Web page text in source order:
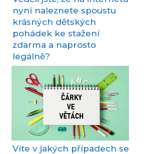
nyní naleznete spoustu
krásných dětských
pohádek ke stažení
zdarma a naprosto
legálně?
Víte v jakých případech se